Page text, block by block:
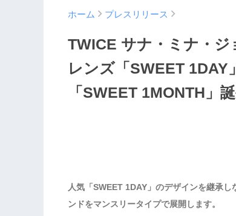
ホーム プレスリリース
TWICE サナ・ミナ・
レンズ「SWEET
「SWEET 1MONTH」
人気「SWEET 1DAY」のデザインを継承
ンドをマンスリータイプで展開します。